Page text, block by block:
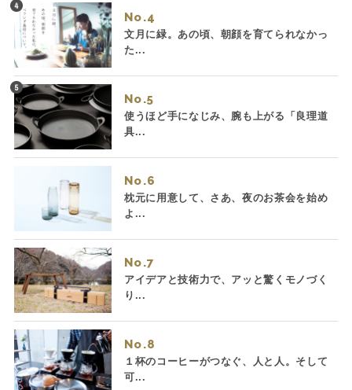
No.
文月に緑。あの頃、朝顔を育てられなかっ
た...
No.
使うほど手になじみ、腕も上がる「良理道
具...
No.
枕元に用意して、さあ、夜のお茶会を始め
よ...
No.
アイデアと技術力で、アッと驚くモノづく
り...
No.
１杯のコーヒーがつなぐ、人と人。そして
可...